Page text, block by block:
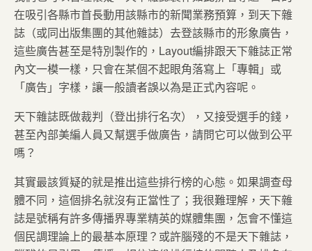
在吸引各縣市首長動用該縣市的新聞業務預算，到天下雜
誌（或同出版集團的其他雜誌）去登該縣市的形象廣告，
這些廣告甚至是特別製作的，Layout編排跟天下雜誌正常
內文一模一樣，只會在某個不起眼角落寫上「專輯」或
「廣告」字樣，讓一般讀者誤以為是正式內容呢。
天下雜誌既做裁判（登出排行名次），又接受選手的錢，
甚至內部美編人員又幫選手做廣告，請問它可以做到公平
嗎？
其實最該質疑的就是推出這些排行榜的心態。如果調查母
體不同，這個排名就沒有正當性了；我很難理解，天下雜
誌是號稱有許多傳播界專業精英的媒體集團，怎會不懂這
個民調理論上的最基本原理？或許腦殘的不是天下雜誌，